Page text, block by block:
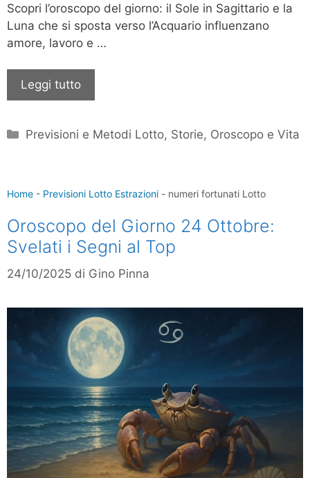
Scopri l’oroscopo del giorno: il Sole in Sagittario e la
Luna che si sposta verso l’Acquario influenzano
amore, lavoro e …
Leggi tutto
Categorie
Previsioni e Metodi Lotto, Storie, Oroscopo e Vita
Home - Previsioni Lotto Estrazioni - numeri fortunati Lotto
Oroscopo del Giorno 24 Ottobre:
Svelati i Segni al Top
24/10/2025 di Gino Pinna